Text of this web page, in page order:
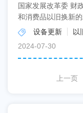
国家发展改革委 财
和消费品以旧换新
1104号各省、自治
设备更新 以
2024-07-30
上一页